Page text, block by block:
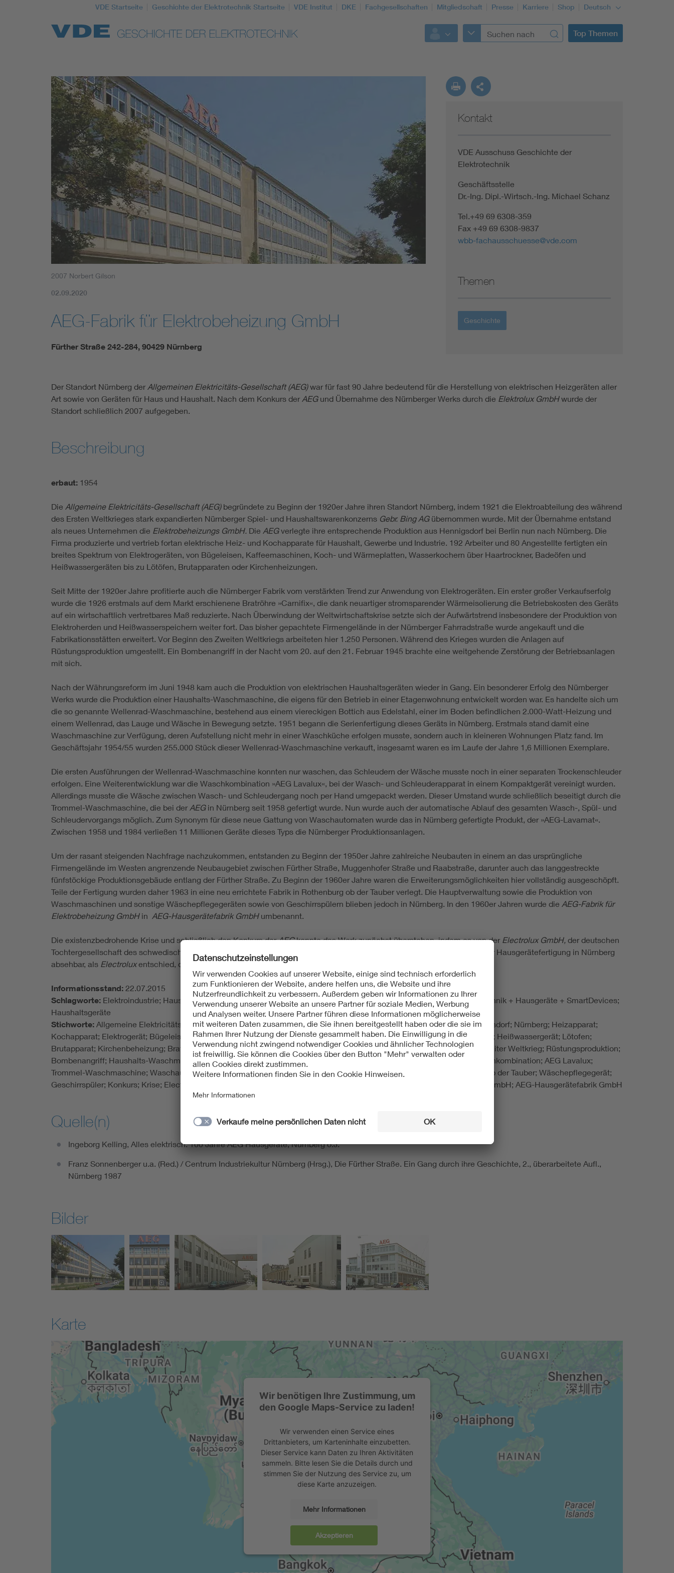
VDE Startseite Geschichte der Elektrotechnik Startseite VDE Institut DKE Fachgesellschaften Mitgliedschaft Presse Karriere Shop Deutsch
Top Themen
Top Themen
Weitere Themen
2007 Norbert Gilson
02.09.2020
AEG-Fabrik für Elektrobeheizung GmbH
Fürther Straße 242-284, 90429 Nürnberg
Kontakt
VDE Ausschuss Geschichte der
Elektrotechnik
Geschäftsstelle
Dr.-Ing. Dipl.-Wirtsch.-Ing. Michael Schanz
Tel.+49 69 6308-359
Fax +49 69 6308-9837
wbb-fachausschuesse@vde.com
Themen
Geschichte
Der Standort Nürnberg der Allgemeinen Elektricitäts-Gesellschaft (AEG)war für fast 90 Jahre bedeutend für die Herstellung von elektrischen Heizgeräten aller
Art sowie von Geräten für Haus und Haushalt. Nach dem Konkurs der AEGund Übernahme des Nürnberger Werks durch die Elektrolux GmbHwurde der
Standort schließlich 2007 aufgegeben.
Beschreibung
erbaut: 1954
Die Allgemeine Elektricitäts-Gesellschaft (AEG)begründete zu Beginn der 1920er Jahre ihren Standort Nürnberg, indem 1921 die Elektroabteilung des während
des Ersten Weltkrieges stark expandierten Nürnberger Spiel- und Haushaltswarenkonzerns Gebr. Bing AGübernommen wurde. Mit der Übernahme entstand
als neues Unternehmen die Elektrobeheizungs GmbH. Die AEGverlegte ihre entsprechende Produktion aus Hennigsdorf bei Berlin nun nach Nürnberg. Die
Firma produzierte und vertrieb fortan elektrische Heiz- und Kochapparate für Haushalt, Gewerbe und Industrie. 192 Arbeiter und 80 Angestellte fertigten ein
breites Spektrum von Elektrogeräten, von Bügeleisen, Kaffeemaschinen, Koch- und Wärmeplatten, Wasserkochern über Haartrockner, Badeöfen und
Heißwassergeräten bis zu Lötöfen, Brutapparaten oder Kirchenheizungen.
Seit Mitte der 1920er Jahre profitierte auch die Nürnberger Fabrik vom verstärkten Trend zur Anwendung von Elektrogeräten. Ein erster großer Verkaufserfolg
wurde die 1926 erstmals auf dem Markt erschienene Bratröhre »Carnifix«, die dank neuartiger stromsparender Wärmeisolierung die Betriebskosten des Geräts
auf ein wirtschaftlich vertretbares Maß reduzierte. Nach Überwindung der Weltwirtschaftskrise setzte sich der Aufwärtstrend insbesondere der Produktion von
Elektroherden und Heißwasserspeichern weiter fort. Das bisher gepachtete Firmengelände in der Nürnberger Fahrradstraße wurde angekauft und die
Fabrikationsstätten erweitert. Vor Beginn des Zweiten Weltkriegs arbeiteten hier 1.250 Personen. Während des Krieges wurden die Anlagen auf
Rüstungsproduktion umgestellt. Ein Bombenangriff in der Nacht vom 20. auf den 21. Februar 1945 brachte eine weitgehende Zerstörung der Betriebsanlagen
mit sich.
Nach der Währungsreform im Juni 1948 kam auch die Produktion von elektrischen Haushaltsgeräten wieder in Gang. Ein besonderer Erfolg des Nürnberger
Werks wurde die Produktion einer Haushalts-Waschmaschine, die eigens für den Betrieb in einer Etagenwohnung entwickelt worden war. Es handelte sich um
die so genannte Wellenrad-Waschmaschine, bestehend aus einem viereckigen Bottich aus Edelstahl, einer im Boden befindlichen 2.000-Watt-Heizung und
einem Wellenrad, das Lauge und Wäsche in Bewegung setzte. 1951 begann die Serienfertigung dieses Geräts in Nürnberg. Erstmals stand damit eine
Waschmaschine zur Verfügung, deren Aufstellung nicht mehr in einer Waschküche erfolgen musste, sondern auch in kleineren Wohnungen Platz fand. Im
Geschäftsjahr 1954/55 wurden 255.000 Stück dieser Wellenrad-Waschmaschine verkauft, insgesamt waren es im Laufe der Jahre 1,6 Millionen Exemplare.
Die ersten Ausführungen der Wellenrad-Waschmaschine konnten nur waschen, das Schleudern der Wäsche musste noch in einer separaten Trockenschleuder
erfolgen. Eine Weiterentwicklung war die Waschkombination »AEG Lavalux«, bei der Wasch- und Schleuderapparat in einem Kompaktgerät vereinigt wurden.
Allerdings musste die Wäsche zwischen Wasch- und Schleudergang noch per Hand umgepackt werden. Dieser Umstand wurde schließlich beseitigt durch die
Trommel-Waschmaschine, die bei der AEGin Nürnberg seit 1958 gefertigt wurde. Nun wurde auch der automatische Ablauf des gesamten Wasch-, Spül- und
Schleudervorgangs möglich. Zum Synonym für diese neue Gattung von Waschautomaten wurde das in Nürnberg gefertigte Produkt, der »AEG-Lavamat«.
Zwischen 1958 und 1984 verließen 11 Millionen Geräte dieses Typs die Nürnberger Produktionsanlagen.
Um der rasant steigenden Nachfrage nachzukommen, entstanden zu Beginn der 1950er Jahre zahlreiche Neubauten in einem an das ursprüngliche
Firmengelände im Westen angrenzende Neubaugebiet zwischen Fürther Straße, Muggenhofer Straße und Raabstraße, darunter auch das langgestreckte
fünfstöckige Produktionsgebäude entlang der Fürther Straße. Zu Beginn der 1960er Jahre waren die Erweiterungsmöglichkeiten hier vollständig ausgeschöpft.
Teile der Fertigung wurden daher 1963 in eine neu errichtete Fabrik in Rothenburg ob der Tauber verlegt. Die Hauptverwaltung sowie die Produktion von
Waschmaschinen und sonstige Wäschepflegegeräten sowie von Geschirrspülern blieben jedoch in Nürnberg. In den 1960er Jahren wurde die AEG-Fabrik für
Elektrobeheizung GmbHin AEG-Hausgerätefabrik GmbHumbenannt.
Die existenzbedrohende Krise und schließlich den Konkurs derAEGkonnte das Werk zunächst überstehen, indem es von der Electrolux GmbH, der deutschen
Tochtergesellschaft des schwedischen Konzerns Electrolux AB
übernommen wurde. Ende 2005 wurde jedoch das Ende der Hausgerätefertigung in Nürnberg
absehbar, als Electroluxentschied, die Produktion in Nürnberg zum Jahresende 2007 einzustellen.
Informationsstand: 22.07.2015
Schlagworte: Elektroindustrie; Haushaltsgeräte-Produktion; Geschichte der Elektro- und Informationstechnik; Gebäudetechnik + Hausgeräte + SmartDevices;
Haushaltsgeräte
Stichworte: Allgemeine Elektricitäts-Gesellschaft; AEG; Erster Weltkrieg; Gebr. Bing AG; Elektrobeheizungs GmbH; Hennigsdorf; Nürnberg; Heizapparat;
Kochapparat; Elektrogerät; Bügeleisen; Kaffeemaschine; Kochplatte; Wärmeplatte; Wasserkocher; Haartrockner, Badeofen; Heißwassergerät; Lötofen;
Brutapparat; Kirchenbeheizung; Bratröhre; Carnifix; Wärmeisolierung; Weltwirtschaftskrise; Elektroherd; Fahrradstraße; Zweiter Weltkrieg; Rüstungsproduktion;
Bombenangriff; Haushalts-Waschmaschine; Wellenrad-Waschmaschine; Wellenrad; Schleudern; Trockenschleuder; Waschkombination; AEG Lavalux;
Trommel-Waschmaschine; Waschautomat; AEG-Lavamat; Fürther Straße; Muggenhofer Straße; Raabstraße; Rothenburg ob der Tauber; Wäschepflegegerät;
Geschirrspüler; Konkurs; Krise; Electrolux GmbH; Electrolux AB; Produktionseinstellung; AEG-Fabrik für Elektrobeheizung GmbH; AEG-Hausgerätefabrik GmbH
Quelle(n)
Ingeborg Kelling, Alles elektrisch. 100 Jahre AEG Hausgeräte, Nürnberg o.J.
Franz Sonnenberger u.a. (Red.) / Centrum Industriekultur Nürnberg (Hrsg.), Die Fürther Straße. Ein Gang durch ihre Geschichte, 2., überarbeitete Aufl.,
Nürnberg 1987
Bilder
Karte
Wir benötigen Ihre Zustimmung, um
den Google Maps-Service zu laden!
Wir verwenden einen Service eines
Drittanbieters, um Karteninhalte einzubetten.
Dieser Service kann Daten zu Ihren Aktivitäten
sammeln. Bitte lesen Sie die Details durch und
stimmen Sie der Nutzung des Service zu, um
diese Karte anzuzeigen.
Mehr Informationen
Akzeptieren